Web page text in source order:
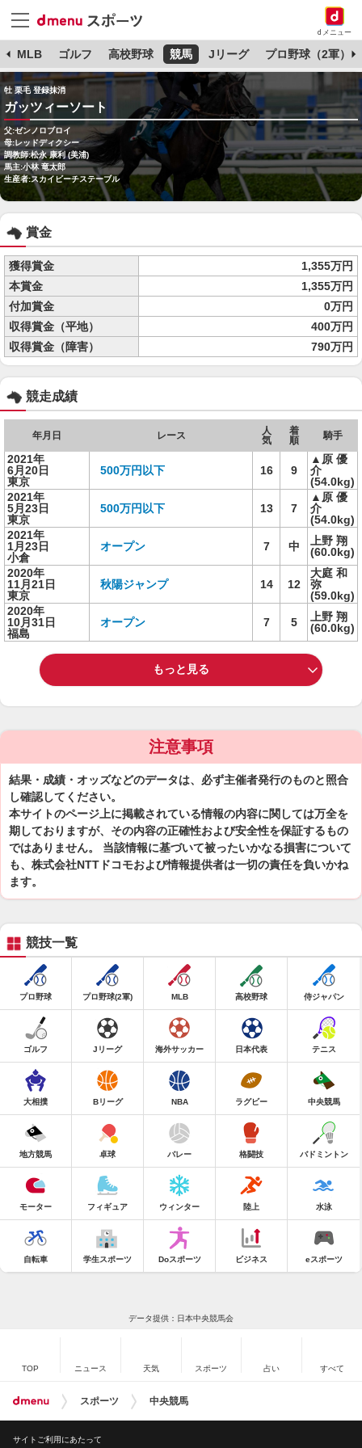
dメニュー
MLB ゴルフ 高校野球 競馬 Jリーグ プロ野球（2軍）
牡 栗毛 登録抹消
ガッツィーソート
父:ゼンノロブロイ
母:レッドディクシー
調教師:松永 康利 (美浦)
馬主:小林 竜太郎
生産者:スカイビーチステーブル
賞金
獲得賞金
1,355万円
本賞金
1,355万円
付加賞金
0万円
収得賞金（平地）
400万円
収得賞金（障害）
790万円
競走成績
年月日 レース
人
気
着
順
騎手
2021年
6月20日
東京
500万円以下 16 9
▲原 優
介
(54.0kg)
2021年
5月23日
東京
500万円以下 13 7
▲原 優
介
(54.0kg)
2021年
1月23日
小倉
オープン 7 中
上野 翔
(60.0kg)
2020年
11月21日
東京
秋陽ジャンプ 14 12
大庭 和
弥
(59.0kg)
2020年
10月31日
福島
オープン 7 5
上野 翔
(60.0kg)
もっと見る
注意事項
結果・成績・オッズなどのデータは、必ず主催者発行のものと照合
し確認してください。
本サイトのページ上に掲載されている情報の内容に関しては万全を
期しておりますが、その内容の正確性および安全性を保証するもの
ではありません。 当該情報に基づいて被ったいかなる損害について
も、株式会社NTTドコモおよび情報提供者は一切の責任を負いかね
ます。
競技一覧
プロ野球 プロ野球(2軍) MLB 高校野球 侍ジャパン
ゴルフ Jリーグ 海外サッカー 日本代表 テニス
大相撲 Bリーグ NBA ラグビー 中央競馬
地方競馬 卓球 バレー 格闘技 バドミントン
モーター フィギュア ウィンター 陸上 水泳
自転車 学生スポーツ Doスポーツ ビジネス eスポーツ
データ提供：日本中央競馬会
TOP ニュース 天気 スポーツ 占い すべて
スポーツ 中央競馬
サイトご利用にあたって